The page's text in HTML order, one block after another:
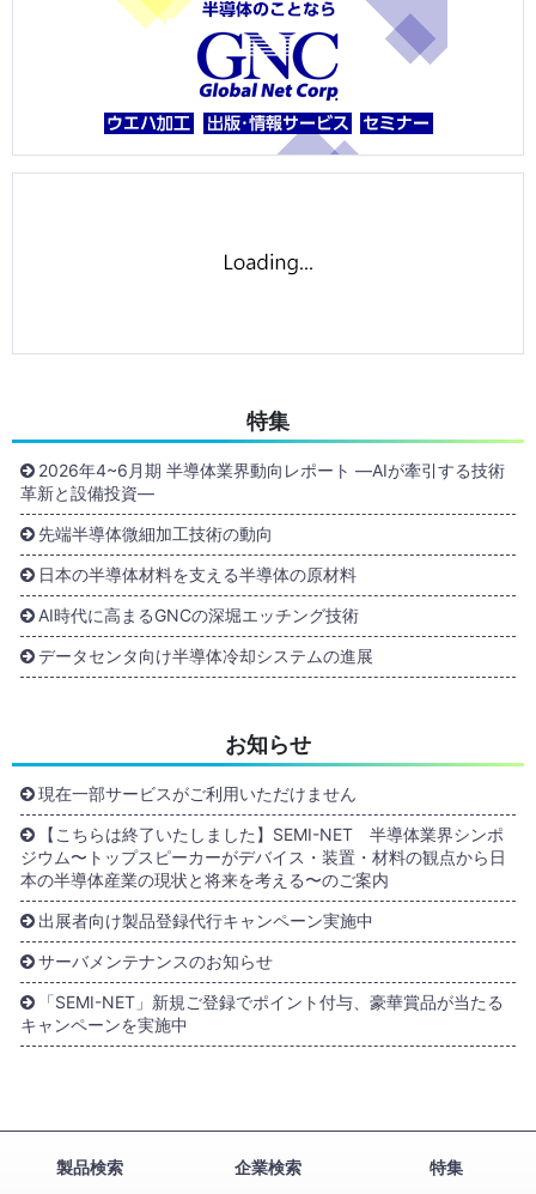
特集
2026年4~6月期 半導体業界動向レポート ―AIが牽引する技術
革新と設備投資―
先端半導体微細加工技術の動向
日本の半導体材料を支える半導体の原材料
AI時代に高まるGNCの深堀エッチング技術
データセンタ向け半導体冷却システムの進展
お知らせ
現在一部サービスがご利用いただけません
【こちらは終了いたしました】SEMI-NET 半導体業界シンポ
ジウム〜トップスピーカーがデバイス・装置・材料の観点から日
本の半導体産業の現状と将来を考える〜のご案内
出展者向け製品登録代行キャンペーン実施中
サーバメンテナンスのお知らせ
「SEMI-NET」新規ご登録でポイント付与、豪華賞品が当たる
キャンペーンを実施中
製品検索 企業検索 特集